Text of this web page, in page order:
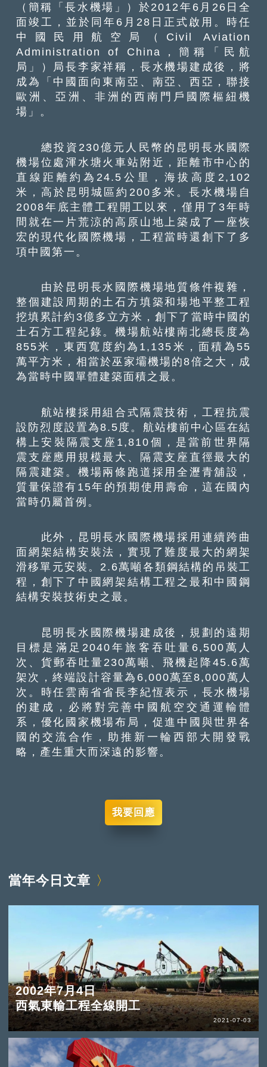
（簡稱「長水機場」）於2012年6月26日全
面竣工，並於同年6月28日正式啟用。時任
中國民用航空局（Civil Aviation
Administration of China，簡稱「民航
局」）局長李家祥稱，長水機場建成後，將
成為「中國面向東南亞、南亞、西亞，聯接
歐洲、亞洲、非洲的西南門戶國際樞紐機
場」。
總投資230億元人民幣的昆明長水國際
機場位處渾水塘火車站附近，距離市中心的
直線距離約為24.5公里，海拔高度2,102
米，高於昆明城區約200多米。長水機場自
2008年底主體工程開工以來，僅用了3年時
間就在一片荒涼的高原山地上築成了一座恢
宏的現代化國際機場，工程當時還創下了多
項中國第一。
由於昆明長水國際機場地質條件複雜，
整個建設周期的土石方填築和場地平整工程
挖填累計約3億多立方米，創下了當時中國的
土石方工程紀錄。機場航站樓南北總長度為
855米，東西寬度約為1,135米，面積為55
萬平方米，相當於巫家壩機場的8倍之大，成
為當時中國單體建築面積之最。
航站樓採用組合式隔震技術，工程抗震
設防烈度設置為8.5度。航站樓前中心區在結
構上安裝隔震支座1,810個，是當前世界隔
震支座應用規模最大、隔震支座直徑最大的
隔震建築。機場兩條跑道採用全瀝青舖設，
質量保證有15年的預期使用壽命，這在國內
當時仍屬首例。
此外，昆明長水國際機場採用連續跨曲
面網架結構安裝法，實現了難度最大的網架
滑移單元安裝。2.6萬噸各類鋼結構的吊裝工
程，創下了中國網架結構工程之最和中國鋼
結構安裝技術史之最。
昆明長水國際機場建成後，規劃的遠期
目標是滿足2040年旅客吞吐量6,500萬人
次、貨郵吞吐量230萬噸、飛機起降45.6萬
架次，終端設計容量為6,000萬至8,000萬人
次。時任雲南省省長李紀恆表示，長水機場
的建成，必將對完善中國航空交通運輸體
系，優化國家機場布局，促進中國與世界各
國的交流合作，助推新一輪西部大開發戰
略，產生重大而深遠的影響。
我要回應
當年今日文章
2002年7月4日
西氣東輸工程全線開工
2021-07-03